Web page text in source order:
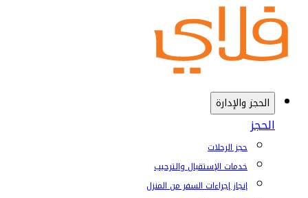
الحجز والإدارة
الحجز
حجز الرحلات
خدمات الإستقبال والترحيب
إنجاز إجراءات السفر من المنزل